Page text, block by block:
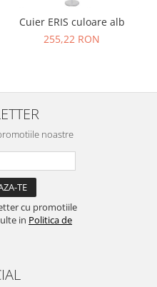
Cuier ERIS culoare alb
255,22 RON
noastre
cu promotiile
in Politica de